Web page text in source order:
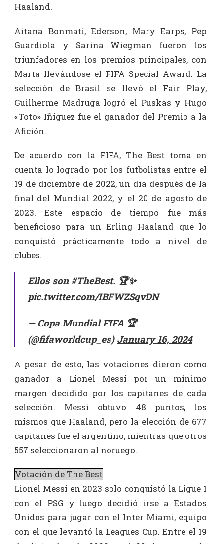
Haaland.
Aitana Bonmatí, Ederson, Mary Earps, Pep
Guardiola y Sarina Wiegman fueron los
triunfadores en los premios principales, con
Marta llevándose el FIFA Special Award. La
selección de Brasil se llevó el Fair Play,
Guilherme Madruga logró el Puskas y Hugo
«Toto» Iñiguez fue el ganador del Premio a la
Afición.
De acuerdo con la FIFA, The Best toma en
cuenta lo logrado por los futbolistas entre el
19 de diciembre de 2022, un día después de la
final del Mundial 2022, y el 20 de agosto de
2023. Este espacio de tiempo fue más
beneficioso para un Erling Haaland que lo
conquistó prácticamente todo a nivel de
clubes.
Ellos son #TheBest. 🏆✨
pic.twitter.com/IBFWZSqvDN
— Copa Mundial FIFA 🏆
(@fifaworldcup_es) January 16, 2024
A pesar de esto, las votaciones dieron como
ganador a Lionel Messi por un mínimo
margen decidido por los capitanes de cada
selección. Messi obtuvo 48 puntos, los
mismos que Haaland, pero la elección de 677
capitanes fue el argentino, mientras que otros
557 seleccionaron al noruego.
Votación de The Best
Lionel Messi en 2023 solo conquistó la Ligue 1
con el PSG y luego decidió irse a Estados
Unidos para jugar con el Inter Miami, equipo
con el que levantó la Leagues Cup. Entre el 19